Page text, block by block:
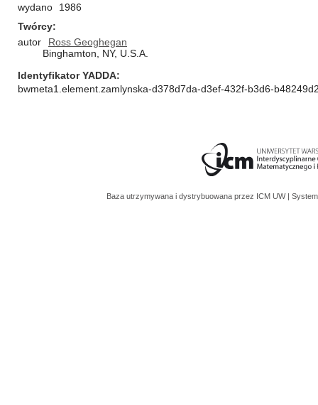
wydano
1986
Twórcy
autor
Ross Geoghegan
Binghamton, NY, U.S.A.
Identyfikator YADDA
bwmeta1.element.zamlynska-d378d7da-d3ef-432f-b3d6-
Baza utrzymywana i dystrybuowana przez ICM UW |